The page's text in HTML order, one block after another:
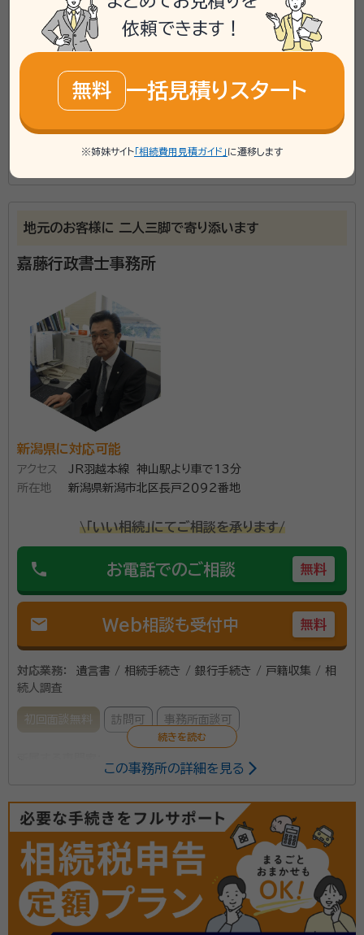
mail Web相談も受付中 無料
対応業務： 遺言書 / 遺産分割 / 相続財産調査 / 相続手続き /
銀行手続き / 戸籍収集 / 相続人調査
事務所面談可 オンライン面談可
猿子 公司（マシコ タカシ）
特定行政書士・宅地建物取引士・相続診
経歴： 新潟県新発田市出身、明治大学法学部卒 平成２３年５月 行政書士
遠方のお客様の場合、ほとんどの業務はメールや電話、
郵便などで手続きを進めることができます。 お住まい
の地域に関係なくご相談、お問い合わせ下さい。 ましこ
事務所では色々な分野の専門家と提携して業務を行っ
ているので、いちいち自分で専門家を探す手間が省けま
す。 誰に頼めばいいかわからない手続きも、まとめてお
引き受け致します。 どんな些細なことでもまずはお気軽
にご相談ください。
行政書士
所属団体：新潟県行政書士会
地元のお客様に 二人三脚で寄り添います
嘉藤行政書士事務所
新潟県に対応可能
アクセス
JR羽越本線 神山駅より車で13分
所在地
新潟県新潟市北区長戸２０９２番地
\「いい相続」にてご相談を承ります/
phone お電話でのご相談 無料
mail Web相談も受付中 無料
対応業務：
遺言書 / 相続手続き / 銀行手続き / 戸籍収集 / 相
続人調査
初回面談無料 訪問可 事務所面談可
新潟市北区の嘉藤行政書士事務所は、地元のお客様に
寄り添う行政書士事務所です。法律に関するさまざまな
お悩みに答え、一人ひとりに合ったご提案をいたしま
す。 遺産分割協議書や相続関係説明図の作成などの相
続に関する業務や、農地転用・建設業・風俗営業法の各
この事務所の詳細を見る
依頼できます！
無料 一括見積りスタート
※姉妹サイト 「相続費用見積ガイド」 に遷移します